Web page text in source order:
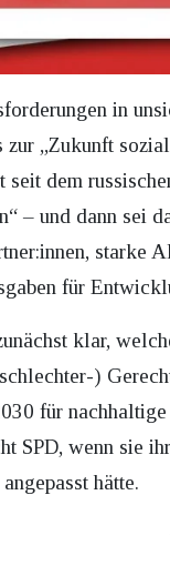
in
zur „Zukunft
dem
– und dann sei
starke
für
klar,
)
für
SPD, wenn sie
hätte.